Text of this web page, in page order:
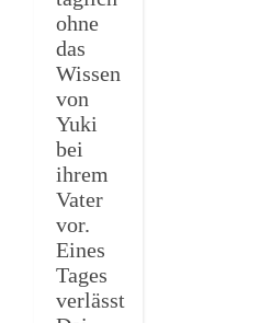
ohne
das
Wissen
von
Yuki
bei
ihrem
Vater
vor.
Eines
Tages
verlässt